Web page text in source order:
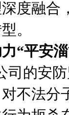
度融合
。
“平安
司的安
不法分